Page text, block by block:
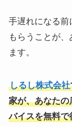
手遅れになる前
もらうことが
ます。
しるし株式会社
家が、あなた
バイスを無料